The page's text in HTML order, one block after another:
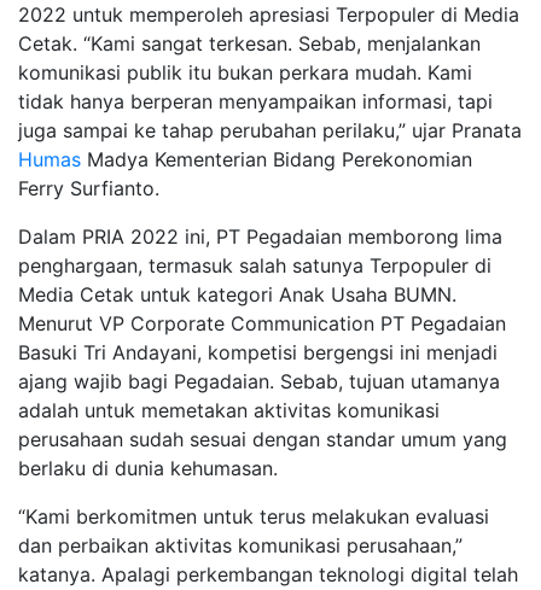
2022 untuk memperoleh apresiasi Terpopuler di Media
Cetak. “Kami sangat terkesan. Sebab, menjalankan
komunikasi publik itu bukan perkara mudah. Kami
tidak hanya berperan menyampaikan informasi, tapi
juga sampai ke tahap perubahan perilaku,” ujar Pranata
Humas Madya Kementerian Bidang Perekonomian
Ferry Surfianto.
Dalam PRIA 2022 ini, PT Pegadaian memborong lima
penghargaan, termasuk salah satunya Terpopuler di
Media Cetak untuk kategori Anak Usaha BUMN.
Menurut VP Corporate Communication PT Pegadaian
Basuki Tri Andayani, kompetisi bergengsi ini menjadi
ajang wajib bagi Pegadaian. Sebab, tujuan utamanya
adalah untuk memetakan aktivitas komunikasi
perusahaan sudah sesuai dengan standar umum yang
berlaku di dunia kehumasan.
“Kami berkomitmen untuk terus melakukan evaluasi
dan perbaikan aktivitas komunikasi perusahaan,”
katanya. Apalagi perkembangan teknologi digital telah